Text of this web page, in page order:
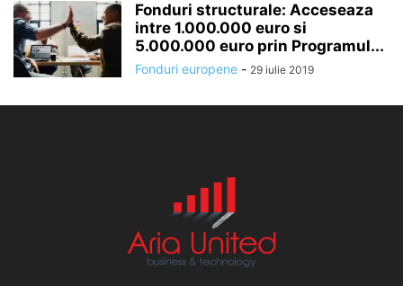
Fonduri structurale: Acceseaza
intre 1.000.000 euro si
5.000.000 euro prin Programul...
Fonduri europene - 29 iulie 2019